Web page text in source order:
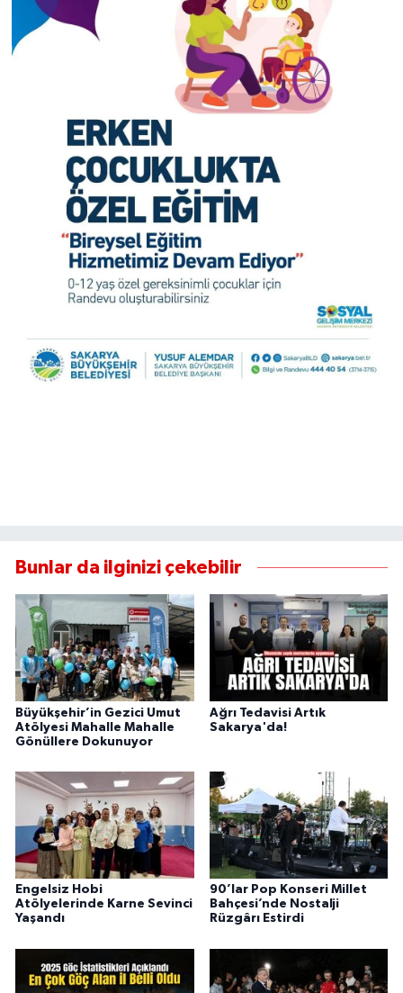
Bunlar da ilginizi çekebilir
Büyükşehir’in Gezici Umut
Atölyesi Mahalle Mahalle
Gönüllere Dokunuyor
Ağrı Tedavisi Artık
Sakarya'da!
Engelsiz Hobi
Atölyelerinde Karne Sevinci
Yaşandı
90’lar Pop Konseri Millet
Bahçesi’nde Nostalji
Rüzgârı Estirdi